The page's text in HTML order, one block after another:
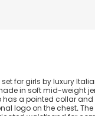
لون كحلي
set for girls by luxury
in soft mid-weight
has a pointed collar
logo on the chest.